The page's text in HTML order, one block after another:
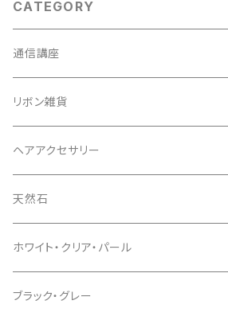
CATEGORY
通信講座
リボン雑貨
ヘアアクセサリー
天然石
ホワイト・クリア・パール
ブラック・グレー